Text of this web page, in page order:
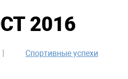
2016
Спортивные успехи